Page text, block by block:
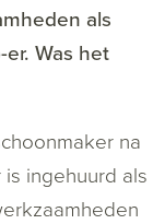
als
Was het
na
ingehuurd als